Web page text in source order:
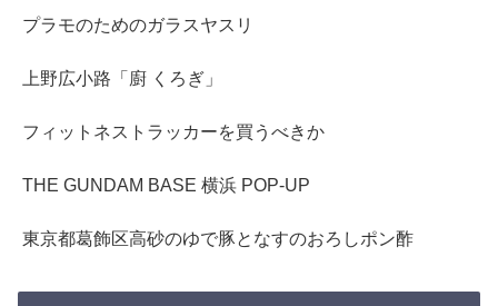
プラモのためのガラスヤスリ
上野広小路「廚 くろぎ」
フィットネストラッカーを買うべきか
THE GUNDAM BASE 横浜 POP-UP
東京都葛飾区高砂のゆで豚となすのおろしポン酢